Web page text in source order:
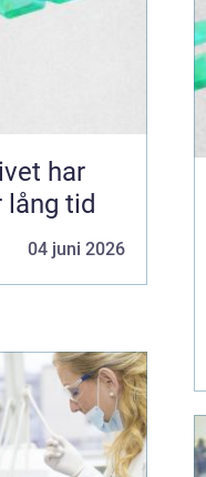
tid
04 juni 2026